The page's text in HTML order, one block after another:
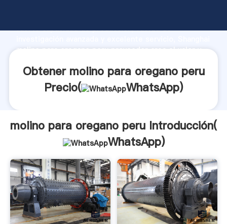
fuerte capacidad de producción, fuerza de
molino para oregano peru proveedor crea el valor y
Obtener molino para oregano peru
Precio(
WhatsApp)
molino para oregano peru Introducción(
WhatsApp)